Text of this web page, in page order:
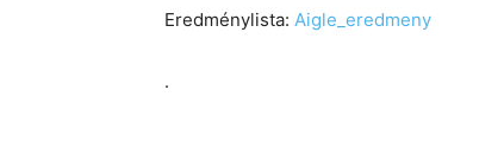
Eredménylista: Aigle_eredmeny
.